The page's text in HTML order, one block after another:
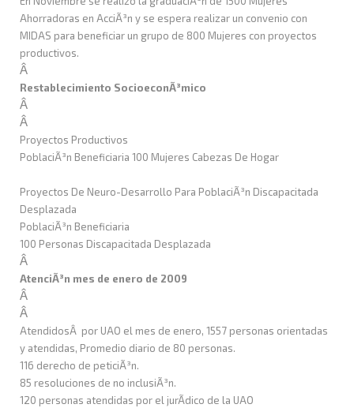
Ahorradoras en AcciÃ³n y se espera realizar un convenio con
MIDAS para beneficiar un grupo de 800 Mujeres con proyectos
productivos.
Â
Restablecimiento SocioeconÃ³mico
Â
Â
Proyectos Productivos
PoblaciÃ³n Beneficiaria 100 Mujeres Cabezas De Hogar
Proyectos De Neuro-Desarrollo Para PoblaciÃ³n Discapacitada
Desplazada
PoblaciÃ³n Beneficiaria
100 Personas Discapacitada Desplazada
Â
AtenciÃ³n mes de enero de 2009
Â
Â
AtendidosÂ por UAO el mes de enero, 1557 personas orientadas
y atendidas, Promedio diario de 80 personas.
116 derecho de peticiÃ³n.
85 resoluciones de no inclusiÃ³n.
120 personas atendidas por el jurÃ­dico de la UAO